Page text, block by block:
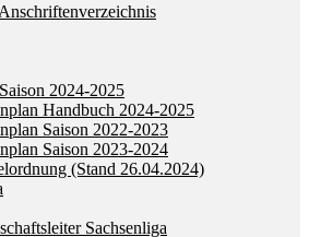
2024-2025
Handbuch 2024-2025
Saison 2022-2023
Saison 2023-2024
(Stand 26.04.2024)
Sachsenliga